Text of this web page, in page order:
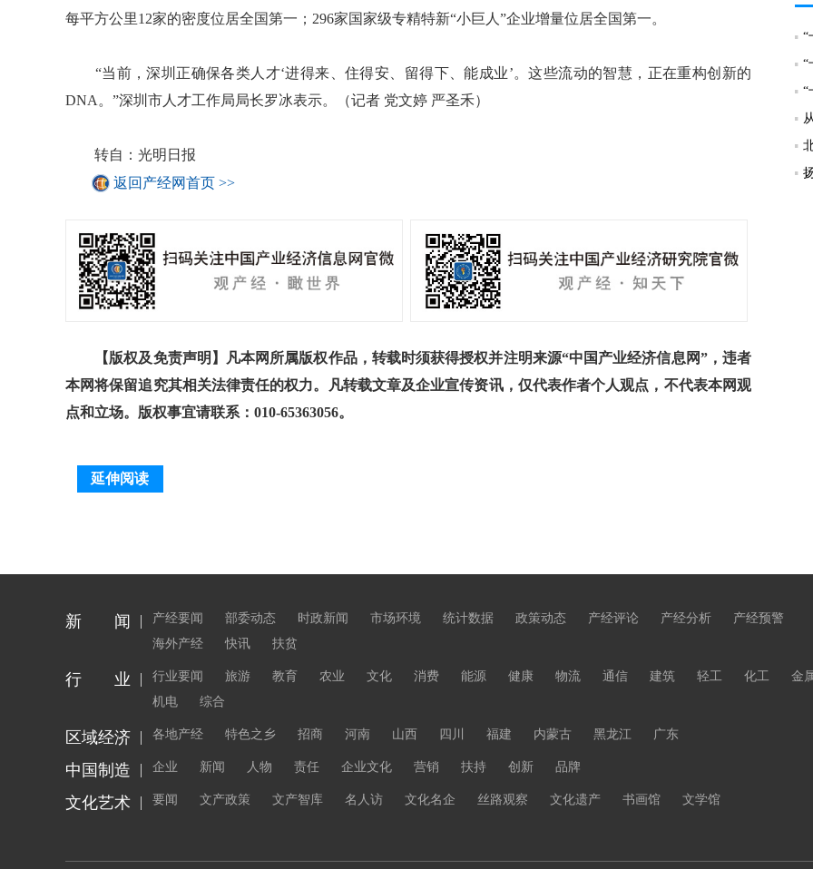
每平方公里12家的密度位居全国第一；296家国家级专精特新“小巨人”企业增量位居全国第一。
“当前，深圳正确保各类人才‘进得来、住得安、留得下、能成业’。这些流动的智慧，正在重构创新的
DNA。”深圳市人才工作局局长罗冰表示。（记者 党文婷 严圣禾）
转自：光明日报
返回产经网首页 >>
【版权及免责声明】凡本网所属版权作品，转载时须获得授权并注明来源“中国产业经济信息网”，违者
本网将保留追究其相关法律责任的权力。凡转载文章及企业宣传资讯，仅代表作者个人观点，不代表本网观
点和立场。版权事宜请联系：010-65363056。
延伸阅读
“
“
“
新 闻 产经要闻 部委动态 时政新闻 市场环境 统计数据 政策动态 产经评论 产经分析
产经预警
海外产经
快讯 扶贫
行 业 行业要闻 旅游 教育 农业 文化 消费 能源 健康 物流 通信 建筑 轻工 化工
金
机电
综合
区域经济 各地产经 特色之乡 招商 河南 山西 四川 福建 内蒙古 黑龙江 广东
中国制造 企业 新闻 人物 责任 企业文化 营销 扶持 创新 品牌
文化艺术 要闻 文产政策 文产智库 名人访 文化名企 丝路观察 文化遗产 书画馆 文学馆